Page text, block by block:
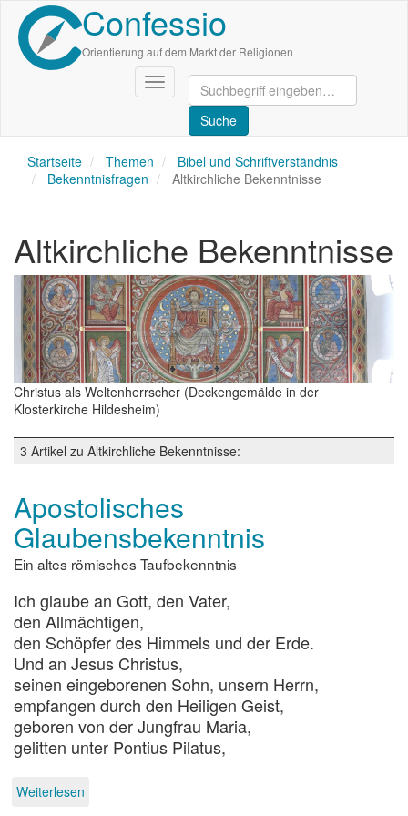
Direkt
zum
Inhalt
Confessio
Orientierung auf dem Markt der Religionen
Navigation
aktivieren/deaktivieren
Startseite Themen
Bibel und Schriftverständnis
Bekenntnisfragen
Altkirchliche Bekenntnisse
Altkirchliche Bekenntnisse
Christus als Weltenherrscher (Deckengemälde in der
Klosterkirche Hildesheim)
3 Artikel zu Altkirchliche Bekenntnisse:
Apostolisches
Glaubensbekenntnis
Ein altes römisches Taufbekenntnis
Ich glaube an Gott, den Vater,
den Allmächtigen,
den Schöpfer des Himmels und der Erde.
Und an Jesus Christus,
seinen eingeborenen Sohn, unsern Herrn,
empfangen durch den Heiligen Geist,
geboren von der Jungfrau Maria,
gelitten unter Pontius Pilatus,
Weiterlesen